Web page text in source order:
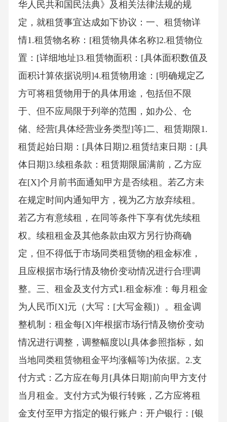
华人民共和国民法典》及相关法律法规的规
定，就租赁事宜达成如下协议：一、租赁物详
情1.租赁物名称：[租赁物具体名称]2.租赁物位
置：[详细地址]3.租赁物面积：[具体面积数值及
面积计算依据说明]4.租赁物用途：[明确规定乙
方可将租赁物用于的具体用途，包括但不限
于、但不应局限于列举的范围，如办公、仓
储、经营[具体经营业务类型]等]二、租赁期限1.
租赁起始日期：[具体日期]2.租赁结束日期：[具
体日期]3.续租条款：租赁期限届满前，乙方应
在[X]个月前书面通知甲方是否续租。若乙方未
在规定时间内通知甲方，视为乙方放弃续租。
若乙方有意续租，在同等条件下享有优先续租
权。续租租金及其他条款由双方另行协商确
定，但不得低于市场同类租赁物的租金标准，
且应根据市场行情及物价变动情况进行合理调
整。三、租金及支付方式1.租金标准：每月租金
为人民币[X]元（大写：[大写金额]）。租金调
整机制：租金每[X]年根据市场行情及物价变动
情况进行调整，调整幅度以[具体参照指标，如
当地同类租赁物租金平均涨幅等]为依据。2.支
付方式：乙方应在每月[具体日期]前向甲方支付
当月租金。支付方式为银行转账，乙方应将租
金支付至甲方指定的银行账户：开户银行：[银